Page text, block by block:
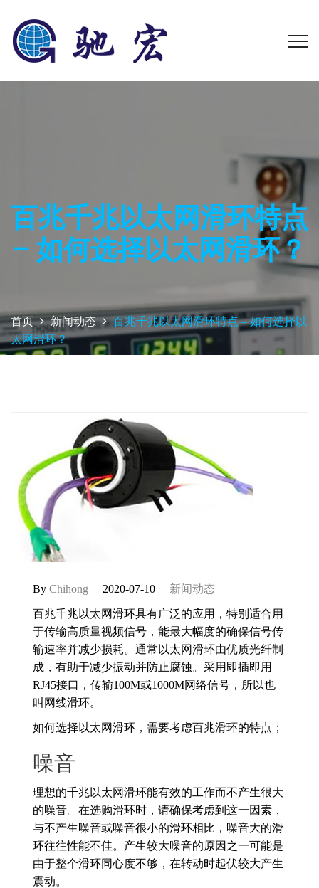
百兆千兆以太网滑环特点
– 如何选择以太网滑环？
首页 新闻动态
百兆千兆以太网滑环特点 – 如何选择以
太网滑环？
By Chihong 2020-07-10 新闻动态
百兆千兆以太网滑环具有广泛的应用，特别适合用
于传输高质量视频信号，能最大幅度的确保信号传
输速率并减少损耗。通常以太网滑环由优质光纤制
成，有助于减少振动并防止腐蚀。采用即插即用
RJ45接口，传输100M或1000M网络信号，所以也
叫网线滑环。
如何选择 以太网滑环 ，需要考虑百兆滑环的特点；
噪音
理想的千兆以太网滑环能有效的工作而不产生很大
的噪音。在选购滑环时，请确保考虑到这一因素，
与不产生噪音或噪音很小的滑环相比，噪音大的滑
环往往性能不佳。产生较大噪音的原因之一可能是
由于整个滑环同心度不够，在转动时起伏较大产生
震动。